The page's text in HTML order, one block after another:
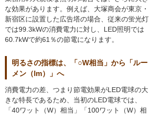
な効果があります。例えば、大塚商会が東京・
新宿区に設置した広告塔の場合、従来の蛍光灯
では99.3kWの消費電力に対し、LED照明では
60.7kWで約61％の節電になります。
明るさの指標は、「○W相当」から「ルー
メン（lm）」へ
消費電力の差、つまり節電効果がLED電球の大
きな特長であるため、当初のLED電球では、
「40ワット（W）相当」「100ワット（W）相